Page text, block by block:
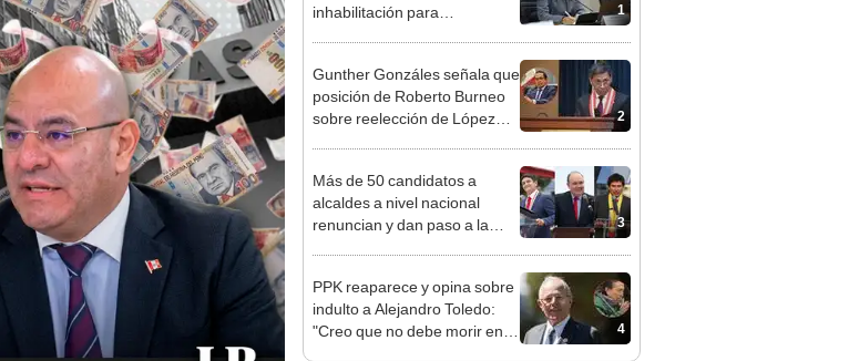
1
inhabilitación para
2
Gunther Gonzáles señala que
posición de Roberto Burneo
sobre reelección de López
3
Más de 50 candidatos a
alcaldes a nivel nacional
renuncian y dan paso a la
4
PPK reaparece y opina sobre
indulto a Alejandro Toledo:
"Creo que no debe morir en la